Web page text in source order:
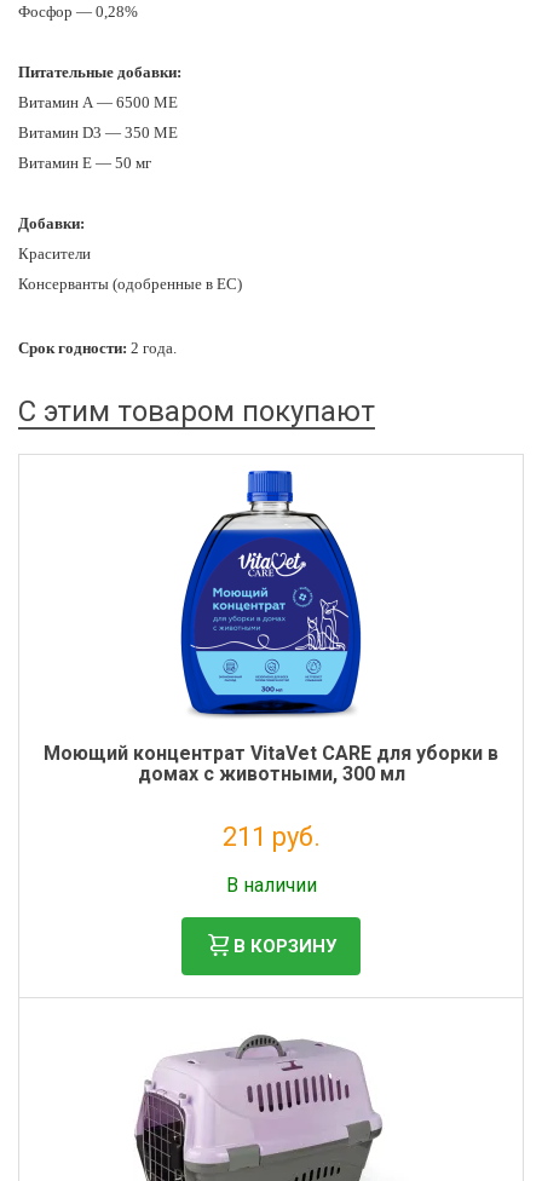
Фосфор — 0,28%
Питательные добавки:
Витамин А — 6500 МЕ
Витамин D3 — 350 МЕ
Витамин E — 50 мг
Добавки:
Красители
Консерванты (одобренные в ЕС)
Срок годности: 2 года.
С этим товаром покупают
Моющий концентрат VitaVet CARE для уборки в
домах с животными, 300 мл
211 руб.
В наличии
В КОРЗИНУ